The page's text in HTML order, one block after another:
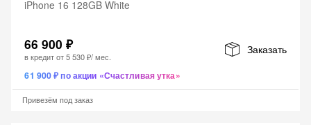
iPhone 16 128GB White
66 900 ₽
в кредит от5 530 ₽/ мес.
Заказать
61 900 ₽ по акции «Счастливая утка»
Привезём под заказ